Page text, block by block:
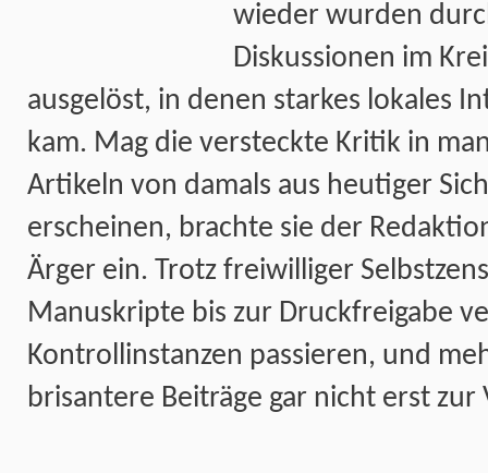
wieder wurden
Diskussionen im
ausgelöst, in denen starkes lokales
kam. Mag die versteckte Kritik in
Artikeln von damals aus heutiger
erscheinen, brachte sie der
Ärger ein. Trotz freiwilliger
Manuskripte bis zur Druckfreigabe
Kontrollinstanzen passieren, und
brisantere Beiträge gar nicht erst